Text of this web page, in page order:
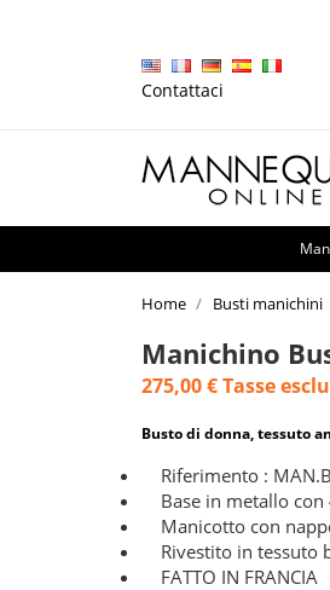
Contattaci
Home Busti manichini
Manichino
275,00 €Tasse
Busto di donna, tessuto
Riferimento :
Base in metallo con
Manicotto con
Rivestito in tessuto
FATTO IN FRANCIA